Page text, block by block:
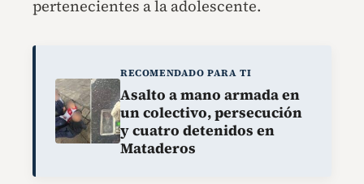
pertenecientes a la adolescente.
RECOMENDADO PARA TI
Asalto a mano armada en
un colectivo, persecución
y cuatro detenidos en
Mataderos